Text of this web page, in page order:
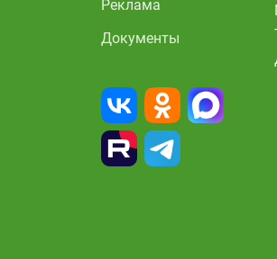
Реклама
Документы